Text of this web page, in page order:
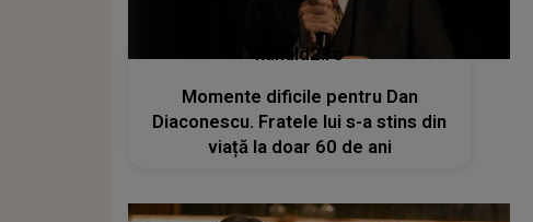
kanald2.ro
Momente dificile pentru Dan
Diaconescu. Fratele lui s-a stins din
viață la doar 60 de ani